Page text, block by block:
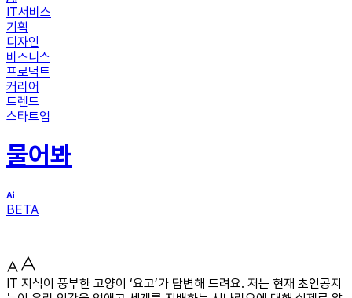
IT서비스
기획
디자인
비즈니스
프로덕트
커리어
트렌드
스타트업
물어봐
BETA
IT 지식이 풍부한 고양이 ‘요고’가 답변해 드려요. 저는 현재 초인공지